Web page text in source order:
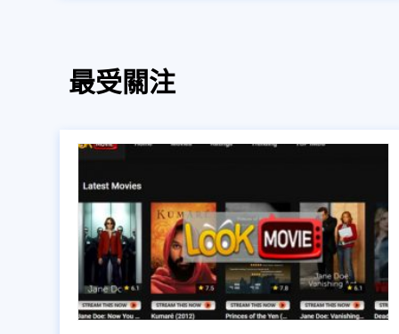
最受關注